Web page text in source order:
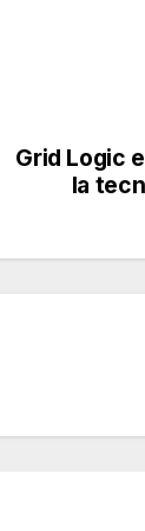
Grid Logic
la